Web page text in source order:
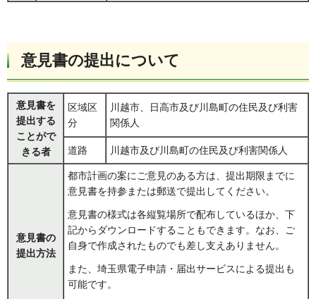
意見書の提出について
意見書を
提出する
ことがで
きる者
区域区
分
川越市、日高市及び川島町の住民及び利害
関係人
道路 川越市及び川島町の住民及び利害関係人
意見書の
提出方法
都市計画の案にご意見のある方は、提出期限までに
意見書を持参または郵送で提出してください。
意見書の様式は各縦覧場所で配布しているほか、下
記からダウンロードすることもできます。なお、ご
自身で作成されたものでも差し支えありません。
また、埼玉県電子申請・届出サービスによる提出も
可能です。